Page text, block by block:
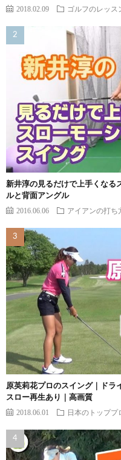
2018.02.09 ゴルフのレッス
新井淳の見るだけで上手くなる
ルと背面アングル
2016.06.06 アイアンの打ち
原英莉花プロのスイング｜ドラ
スロー再生あり｜高画質
2018.06.01 日本のトッププ